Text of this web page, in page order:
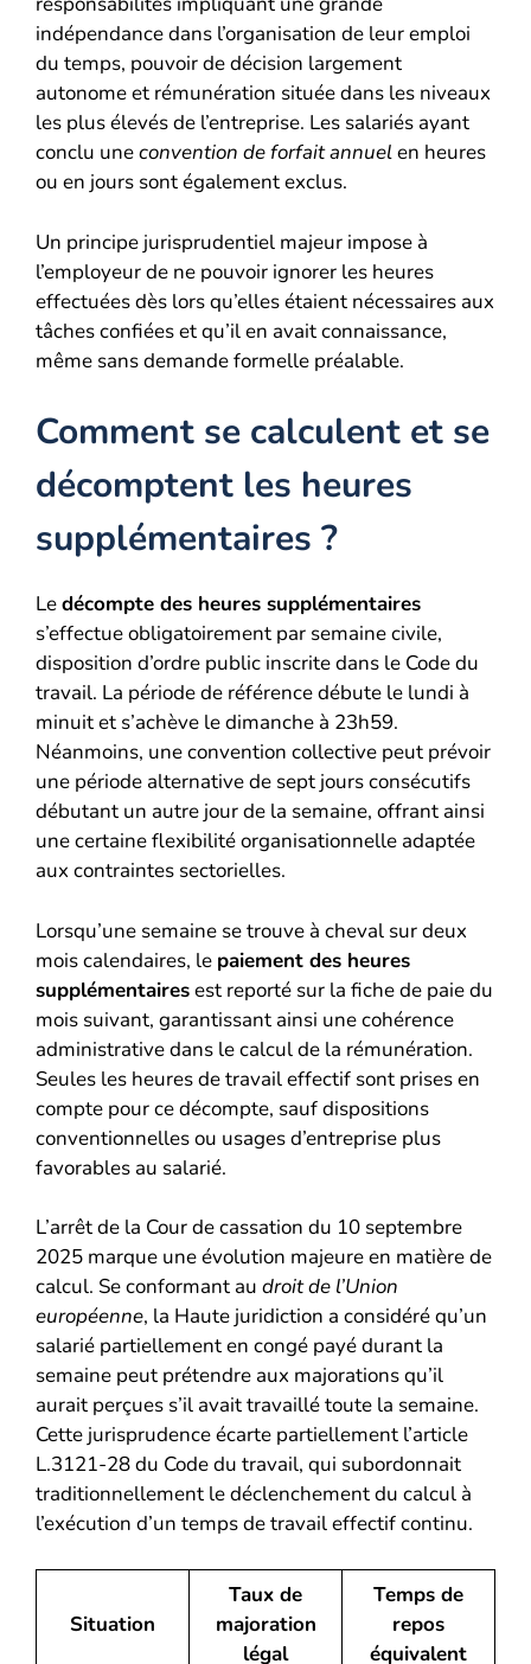
indépendance dans l’organisation de leur emploi
du temps, pouvoir de décision largement
autonome et rémunération située dans les niveaux
les plus élevés de l’entreprise. Les salariés ayant
conclu uneconvention de forfait annuelen heures
ou en jours sont également exclus.
Un principe jurisprudentiel majeur impose à
l’employeur de ne pouvoir ignorer les heures
effectuées dès lors qu’elles étaient nécessaires aux
tâches confiées et qu’il en avait connaissance,
même sans demande formelle préalable.
Comment se calculent et se
décomptent les heures
supplémentaires ?
Ledécompte des heures supplémentaires
s’effectue obligatoirement par semaine civile,
disposition d’ordre public inscrite dans le Code du
travail. La période de référence débute le lundi à
minuit et s’achève le dimanche à 23h59.
Néanmoins, une convention collective peut prévoir
une période alternative de sept jours consécutifs
débutant un autre jour de la semaine, offrant ainsi
une certaine flexibilité organisationnelle adaptée
aux contraintes sectorielles.
Lorsqu’une semaine se trouve à cheval sur deux
mois calendaires, le paiement des heures
supplémentairesest reporté sur la fiche de paie du
mois suivant, garantissant ainsi une cohérence
administrative dans le calcul de la rémunération.
Seules les heures de travail effectif sont prises en
compte pour ce décompte, sauf dispositions
conventionnelles ou usages d’entreprise plus
favorables au salarié.
L’arrêt de la Cour de cassation du 10 septembre
2025 marque une évolution majeure en matière de
calcul. Se conformant au droit de l’Union
européenne, la Haute juridiction a considéré qu’un
salarié partiellement en congé payé durant la
semaine peut prétendre aux majorations qu’il
aurait perçues s’il avait travaillé toute la semaine.
Cette jurisprudence écarte partiellement l’article
L.3121-28 du Code du travail, qui subordonnait
traditionnellement le déclenchement du calcul à
l’exécution d’un temps de travail effectif continu.
Situation
Taux de
majoration
légal
Temps de
repos
équivalent